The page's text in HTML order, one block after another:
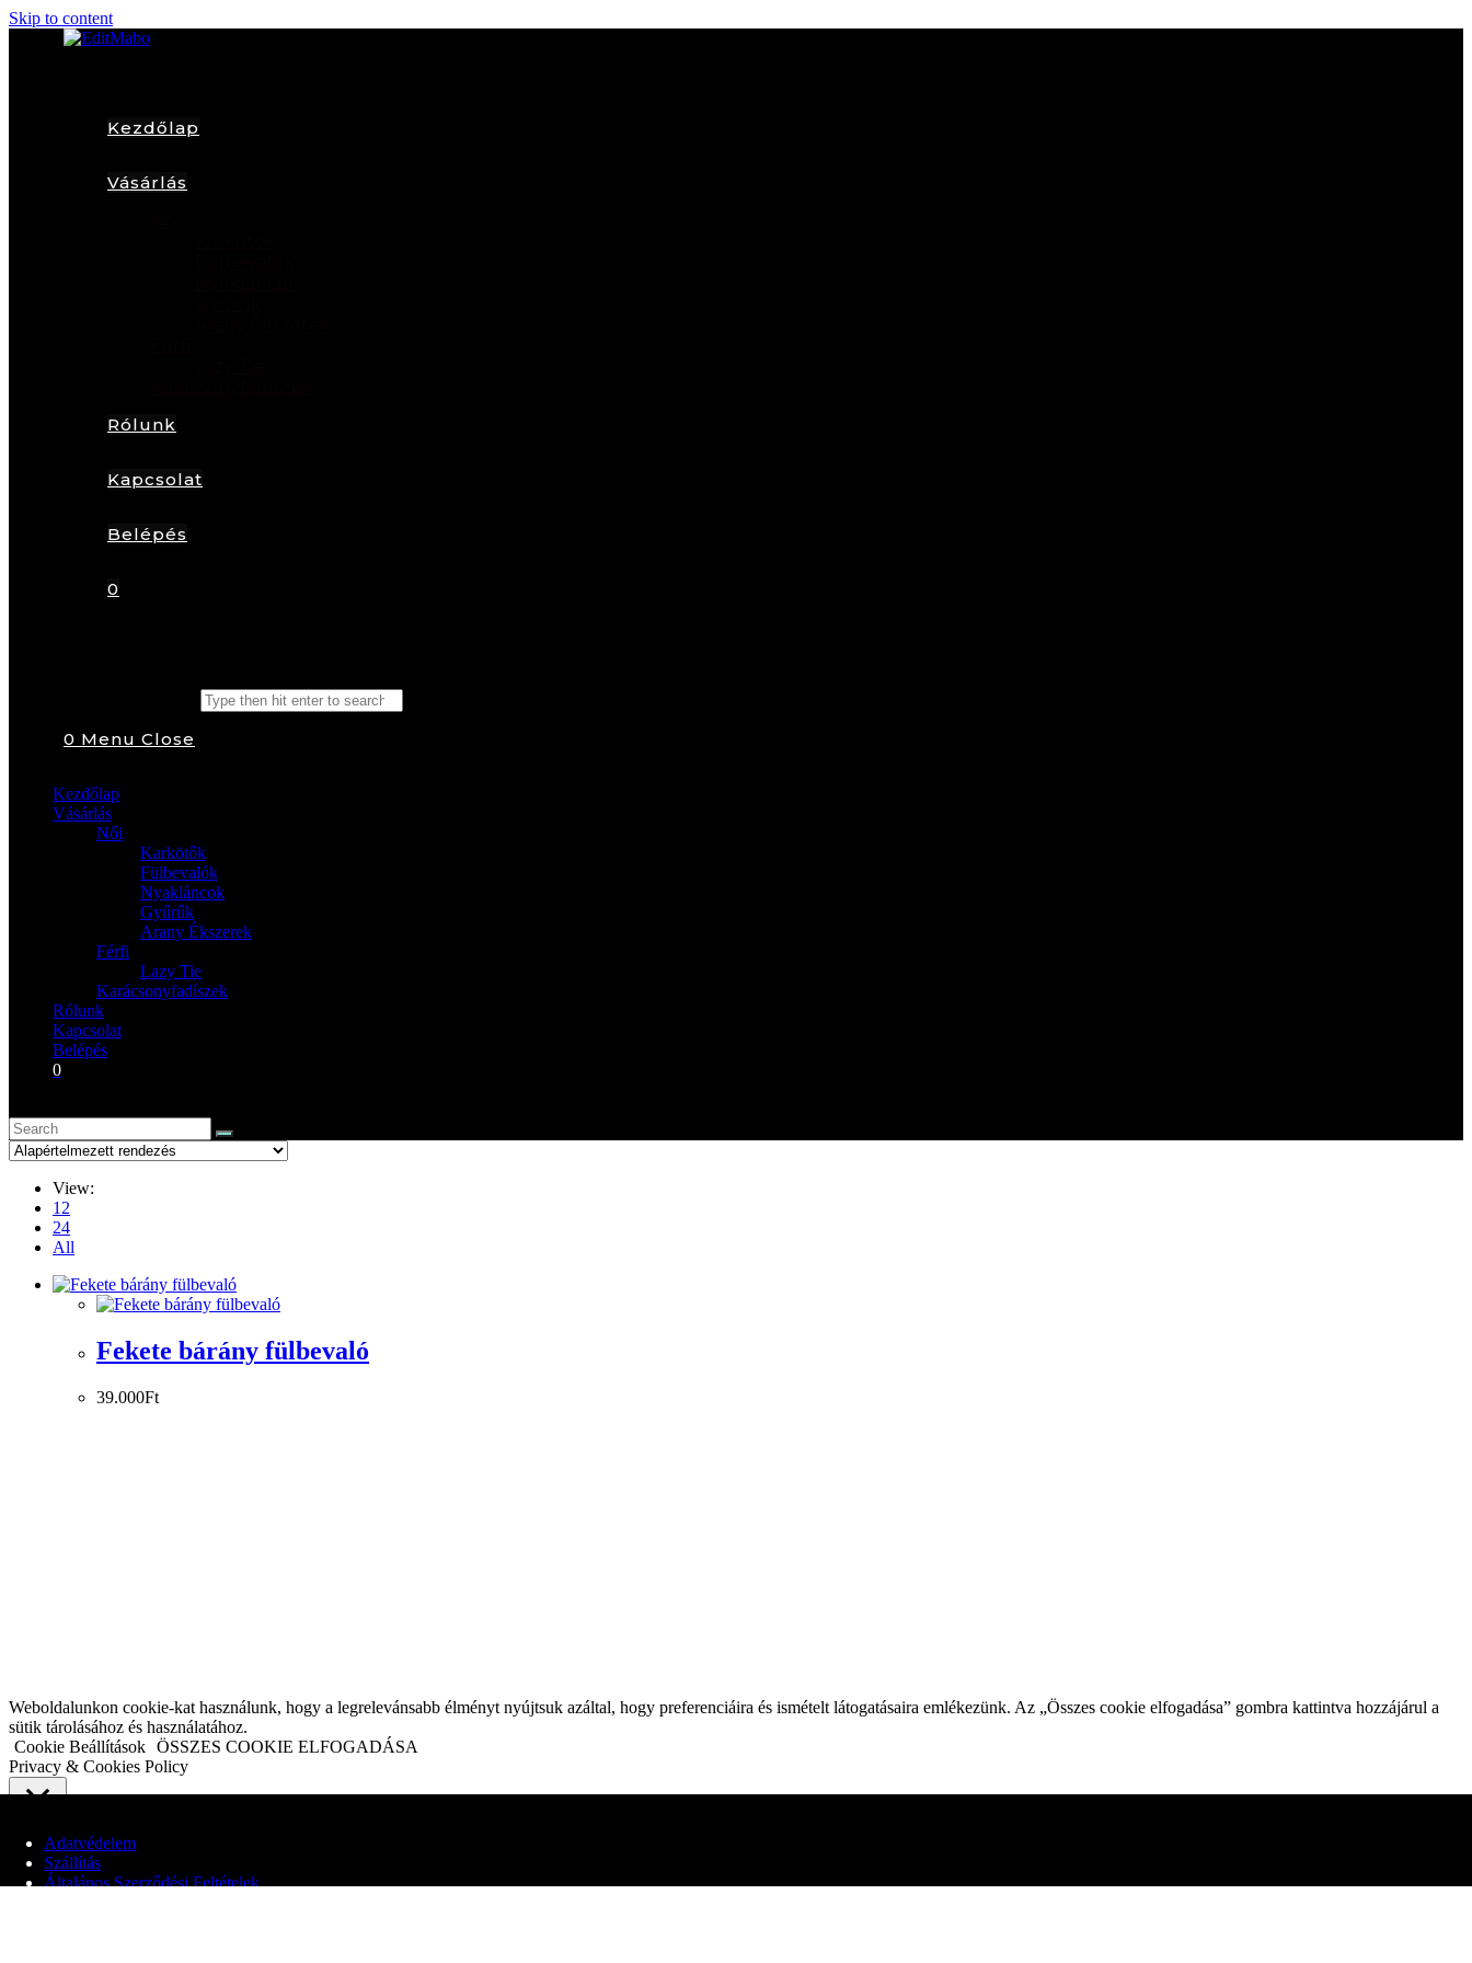
Skip to content
Kezdőlap
Vásárlás
Rólunk
Kapcsolat
Belépés
0
0 Menu Close
Kezdőlap
Vásárlás
Női
Karkötők
Fülbevalók
Nyakláncok
Gyűrűk
Arany Ékszerek
Férfi
Lazy Tie
Karácsonyfadíszek
Rólunk
Kapcsolat
Belépés
0
View:
12
24
All
Fekete bárány fülbevaló
39.000Ft
Adatvédelem
Szállítás
Általános Szerződési Feltételek
Weboldalunkon cookie-kat használunk, hogy a legrelevánsabb élményt nyújtsuk azáltal, hogy preferenciáira és ismételt látogatásaira emlékezünk. Az „Összes cookie elfogadása” gombra kattintva hozzájárul a
sütik tárolásához és használatához.
Cookie Beállítások ÖSSZES COOKIE ELFOGADÁSA
Privacy & Cookies Policy
Adatvédelmi áttekintés